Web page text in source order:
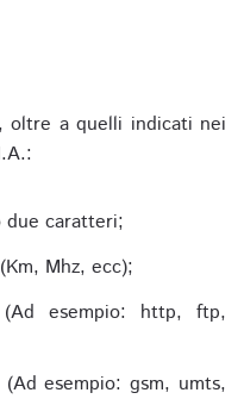
oltre a quelli indicati nei
caratteri;
Mhz, ecc);
esempio: http, ftp,
esempio: gsm, umts,